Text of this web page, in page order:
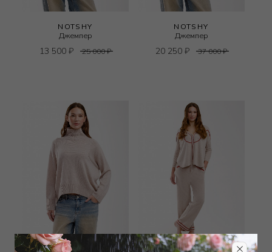
NOTSHY
Джемпер
13 500 ₽ 25 000₽
NOTSHY
Джемпер
20 250 ₽ 37 000₽